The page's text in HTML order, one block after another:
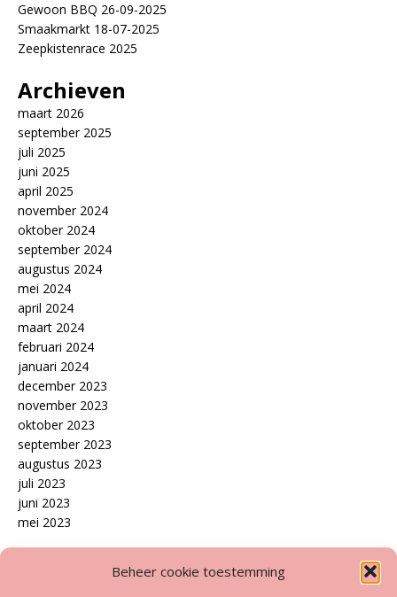
Beheer cookie toestemming
Gewoon BBQ 26-09-2025
Smaakmarkt 18-07-2025
Zeepkistenrace 2025
Archieven
maart 2026
september 2025
juli 2025
juni 2025
april 2025
november 2024
oktober 2024
september 2024
augustus 2024
mei 2024
april 2024
maart 2024
februari 2024
januari 2024
december 2023
november 2023
oktober 2023
september 2023
augustus 2023
juli 2023
juni 2023
mei 2023
Disclaimer